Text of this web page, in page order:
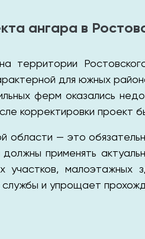
ангара в
территории
для южных
ферм оказались
корректировки проект
области — это
применять
малоэтажных
и упрощает